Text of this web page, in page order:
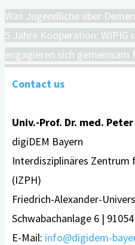
Was Jugendliche über
5 Jahre Kooperation: WIPIG
engagieren sich gemeinsam
Contact us
Univ.-Prof. Dr. med.
digiDEM Bayern
Interdisziplinäres Zentrum
(IZPH)
Friedrich-Alexander-
Schwabachanlage 6 |
E-Mail: info@digidem-